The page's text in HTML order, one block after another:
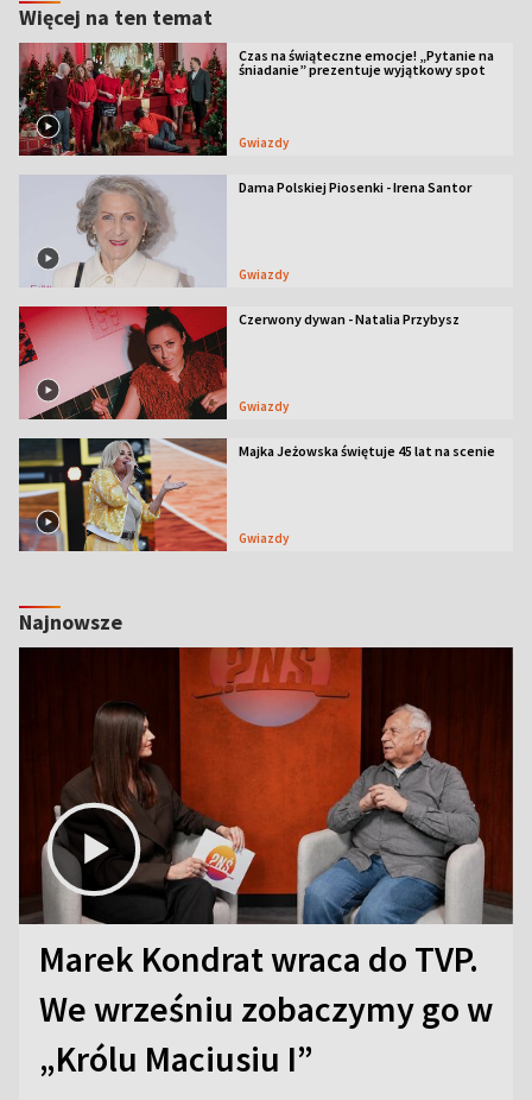
Więcej na ten temat
Czas na świąteczne emocje! „Pytanie na
śniadanie” prezentuje wyjątkowy spot
Gwiazdy
Dama Polskiej Piosenki - Irena Santor
Gwiazdy
Czerwony dywan - Natalia Przybysz
Gwiazdy
Majka Jeżowska świętuje 45 lat na scenie
Gwiazdy
Najnowsze
Marek Kondrat wraca do TVP.
We wrześniu zobaczymy go w
„Królu Maciusiu I”